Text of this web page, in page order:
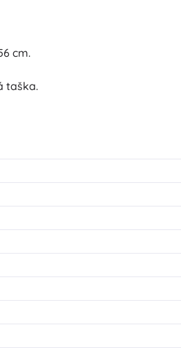
cm.
taška.